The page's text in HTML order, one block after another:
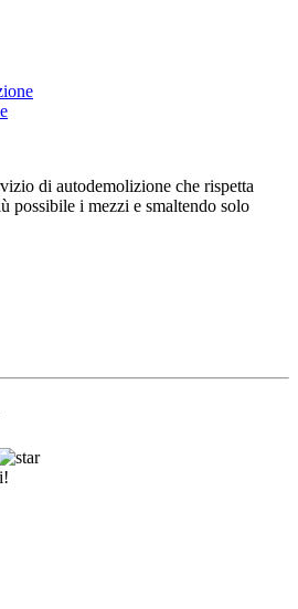
di autodemolizione che rispetta
possibile i mezzi e smaltendo solo